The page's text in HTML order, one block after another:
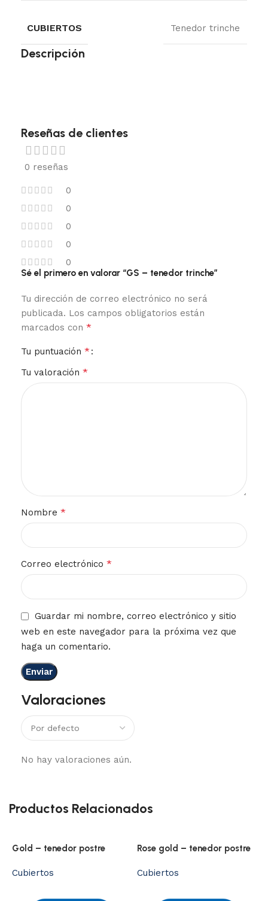
CUBIERTOS Tenedor trinche
Descripción
Reseñas de clientes
0 reseñas
0
0
0
0
0
Valoraciones
No hay valoraciones aún.
Sé el primero en valorar “GS – tenedor trinche”
Tu dirección de correo electrónico no será
publicada. Los campos obligatorios están
marcados con *
Tu puntuación *
Tu valoración *
Nombre *
Correo electrónico *
Guardar mi nombre, correo electrónico y sitio
web en este navegador para la próxima vez que
haga un comentario.
Productos Relacionados
Gold – tenedor postre
Cubiertos
Rose gold – tenedor postre
Cubiertos